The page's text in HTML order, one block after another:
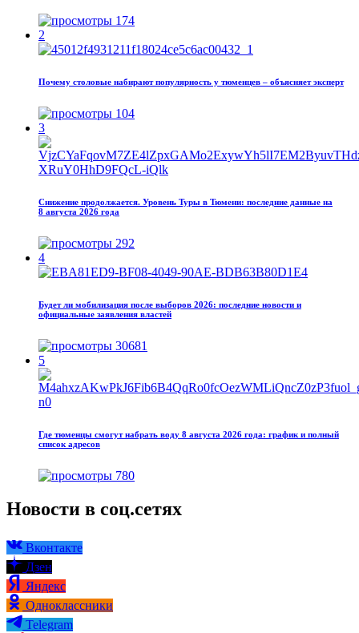
174
2
Почему столовые набирают популярность у тюменцев – объясняет эксперт
104
3
Снижение продолжается. Уровень Туры в Тюмени: последние данные на
8 августа 2026 года
292
4
Будет ли мобилизация после выборов 2026: последние новости и
официальные заявления властей
30681
5
Где тюменцы смогут набрать воду 8 августа 2026 года: график и полный
список адресов
780
Новости в соц.сетях
Вконтакте
Дзен
Яндекс
Одноклассники
Telegram